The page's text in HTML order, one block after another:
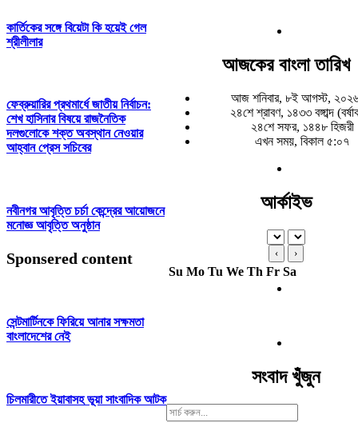
কার্তিকের সঙ্গে বিয়েটা কি হয়েই গেল
শ্রীলীলার
ফেব্রুয়ারির প্রথমার্ধে জাতীয় নির্বাচন:
শেখ হাসিনার বিষয়ে রাজনৈতিক
দলগুলোকে শক্ত অবস্থান নেওয়ার
আহ্বান প্রেস সচিবের
নবীনগর আবৃত্তি চর্চা কেন্দ্রের আয়োজনে
মনোজ্ঞ আবৃত্তি অনুষ্ঠান
Sponsered content
সেন্টমার্টিনকে ফিরিয়ে আনার সক্ষমতা
বাংলাদেশের নেই
চিলমারীতে ইয়াবাসহ ভূয়া সাংবাদিক আটক
আজকের বাংলা তারিখ
আজ শনিবার, ৮ই আগস্ট,
২৪শে শ্রাবণ, ১৪৩৩ বঙ্গাব্দ
২৪শে সফর, ১৪৪৮ হিজরী
এখন সময়, বিকাল ৫:০৭
আর্কাইভ
‹ ›
Su Mo Tu We Th Fr Sa
সংবাদ খুঁজুন
Search